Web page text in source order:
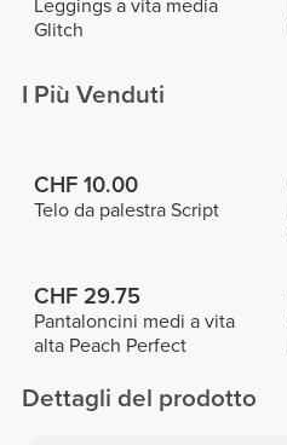
Leggings a vita media
Glitch
I Più Venduti
CHF 10.00
Telo da palestra Script
CHF 29.75
Pantaloncini medi a vita
alta Peach Perfect
Dettagli del prodotto